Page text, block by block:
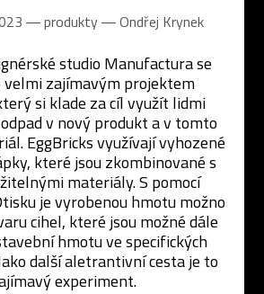
― produkty ―Ondřej Krynek
studio Manufactura se
velmi zajímavým projektem
si klade za cíl využít lidmi
v nový produkt a v tomto
EggBricks využívají vyhozené
které jsou zkombinované s
materiály. S pomocí
je vyrobenou hmotu možno
cihel, které jsou možné dále
hmotu ve specifických
další aletrantivní cesta je to
experiment.